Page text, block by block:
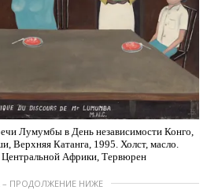
Лумумбы в День независимости Конго,
Верхняя Катанга, 1995. Холст, масло.
Центральной Африки, Тервюрен
– ПРОДОЛЖЕНИЕ НИЖЕ